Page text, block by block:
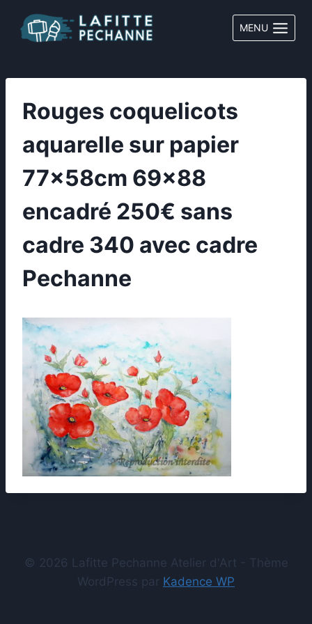
contenu
MENU
Rouges coquelicots
aquarelle sur papier
77x58cm 69×88
encadré 250€ sans
cadre 340 avec cadre
Pechanne
© 2026 Lafitte Pechanne Atelier d'Art - Thème
WordPress par Kadence WP